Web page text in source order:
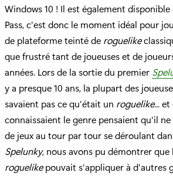
Windows 10 ! Il est également disponible
Pass, c'est donc le moment idéal pour
de plateforme teinté de roguelike
que frustré tant de joueuses et de
années. Lors de la sortie du premier
y a presque 10 ans, la plupart des
savaient pas ce qu'était un roguelike...
connaissaient le genre pensaient qu'il
de jeux au tour par tour se déroulant
Spelunky, nous avons pu démontrer que
roguelikepouvait s'appliquer à d'autres